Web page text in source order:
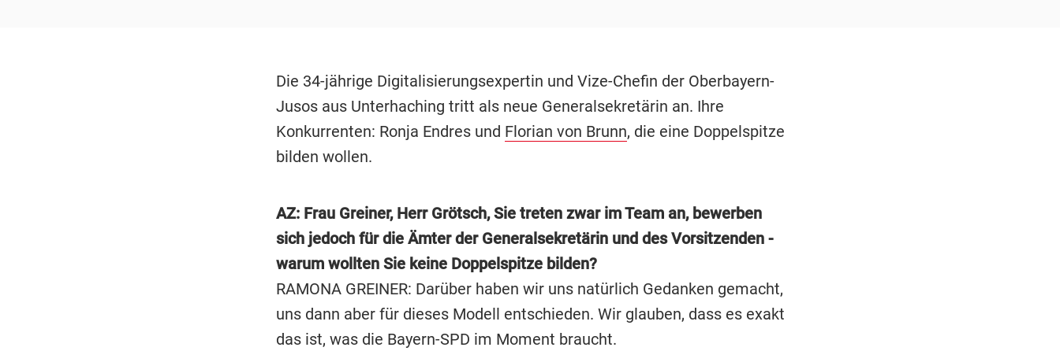
Die 34-jährige Digitalisierungsexpertin und Vize-Chefin der Oberbayern-
Jusos aus Unterhaching tritt als neue Generalsekretärin an. Ihre
Konkurrenten: Ronja Endres und Florian von Brunn, die eine Doppelspitze
bilden wollen.
AZ: Frau Greiner, Herr Grötsch, Sie treten zwar im Team an, bewerben
sich jedoch für die Ämter der Generalsekretärin und des Vorsitzenden -
warum wollten Sie keine Doppelspitze bilden?
RAMONA GREINER: Darüber haben wir uns natürlich Gedanken gemacht,
uns dann aber für dieses Modell entschieden. Wir glauben, dass es exakt
das ist, was die Bayern-SPD im Moment braucht.